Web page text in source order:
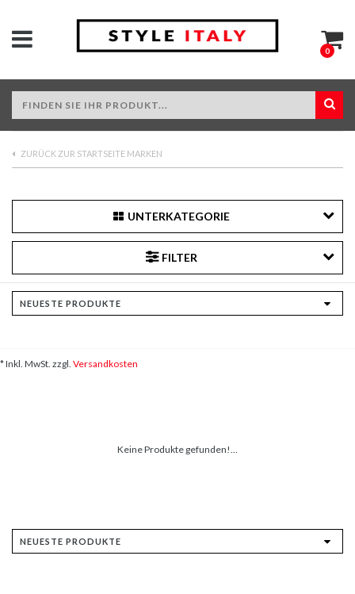
0
ZURÜCK ZUR STARTSEITE MARKEN
UNTERKATEGORIE
FILTER
* Inkl. MwSt. zzgl. Versandkosten
Keine Produkte gefunden!...